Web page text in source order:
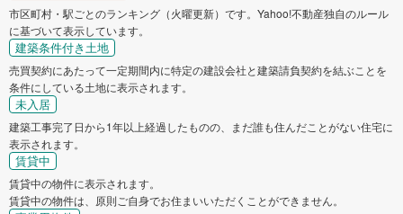
市区町村・駅ごとのランキング（火曜更新）です。Yahoo!不動産独自のルール
に基づいて表示しています。
建築条件付き土地
売買契約にあたって一定期間内に特定の建設会社と建築請負契約を結ぶことを
条件にしている土地に表示されます。
未入居
建築工事完了日から1年以上経過したものの、まだ誰も住んだことがない住宅に
表示されます。
賃貸中
賃貸中の物件に表示されます。
賃貸中の物件は、原則ご自身でお住まいいただくことができません。